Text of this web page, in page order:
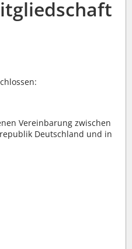
Vereinbarung zwischen
Deutschland und in